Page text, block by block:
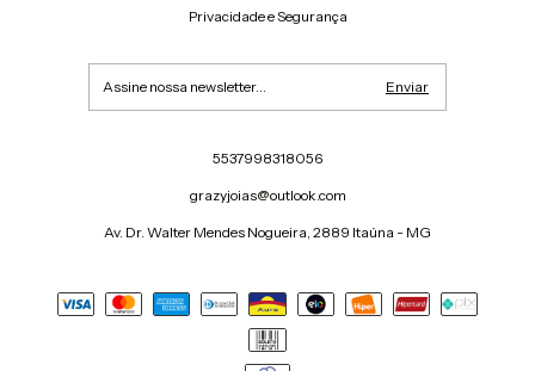
Privacidade e Segurança
5537998318056
grazyjoias@outlook.com
Av. Dr. Walter Mendes Nogueira, 2889 Itaúna - MG